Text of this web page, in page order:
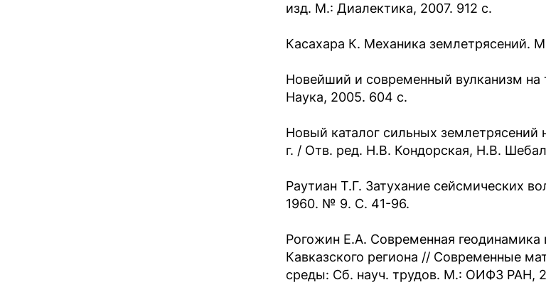
изд. М.: Диалектика, 2007. 912 с.
Касахара К. Механика землетрясений.
Новейший и современный вулканизм
Наука, 2005. 604 с.
Новый каталог сильных
г. / Отв. ред. Н.В. Кондорская, Н.В.
Раутиан T.Г. Затухание сейсмических
1960. № 9. С. 41-96.
Рогожин Е.А. Современная геодинамика
Кавказского региона // Современные
среды: Сб. науч. трудов. М.: ОИФЗ РАН,